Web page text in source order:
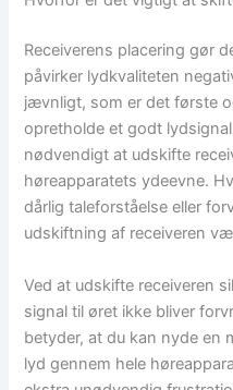
Receiverens placering gør
påvirker lydkvaliteten
jævnligt, som er det første
opretholde et godt
nødvendigt at udskifte
høreapparatets ydeevne.
dårlig taleforståelse eller
udskiftning af receiveren
Ved at udskifte receiveren
signal til øret ikke bliver
betyder, at du kan nyde en
lyd gennem hele